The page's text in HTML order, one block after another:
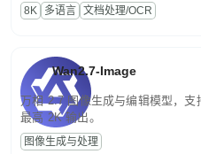
为便于存储、检索和二次处理的结
8K 多语言 文档处理/OCR
Wan2.7-Image
万相 2.7 图像生成与编辑模型，支
最高 2K 输出。
图像生成与处理